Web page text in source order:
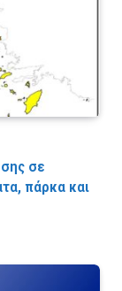
σε
πάρκα και